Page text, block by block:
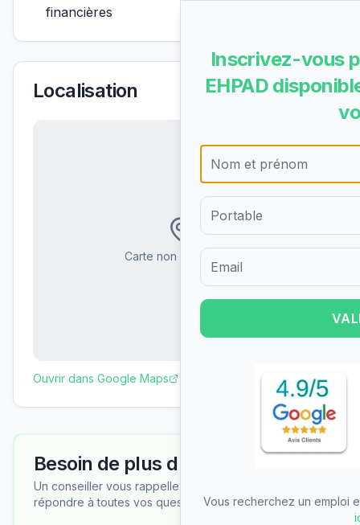
financières
Localisation
Carte non disponible
Ouvrir dans Google Maps
Besoin de plus d'informations ?
Un conseiller vous rappelle gratuitement pour
répondre à toutes vos questions
Inscrivez-vous
EHPAD
Formulaire d'inscription pour
Vous recherchez un emploi